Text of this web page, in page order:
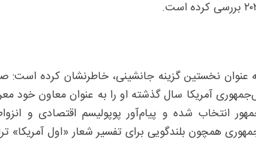
عنوان نخستین گزینه جانشینی، خاطرنشان کرده است:
آمریکا سال گذشته او را به عنوان معاون خود
انتخاب شده و پیام‌آور پوپولیسم اقتصادی و
همچون بلندگویی برای تفسیر شعار «اول آمریکا»